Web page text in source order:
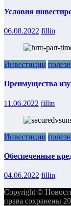
Условия
06.08.2022 fillin
Инвестиции
Преимущества
11.06.2022 fillin
Инвестиции
Обеспеченные
04.06.2022 fillin
Copyright ©
права сохранены